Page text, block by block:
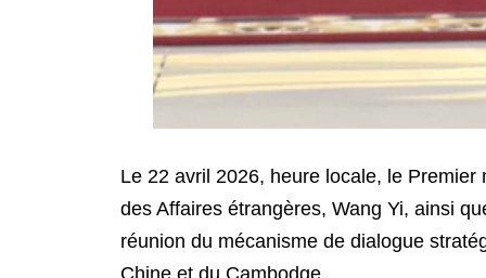
Le 22 avril 2026, heure locale, le
des Affaires étrangères, Wang Yi, ainsi
réunion du mécanisme de dialogue
Chine et du Cambodge.